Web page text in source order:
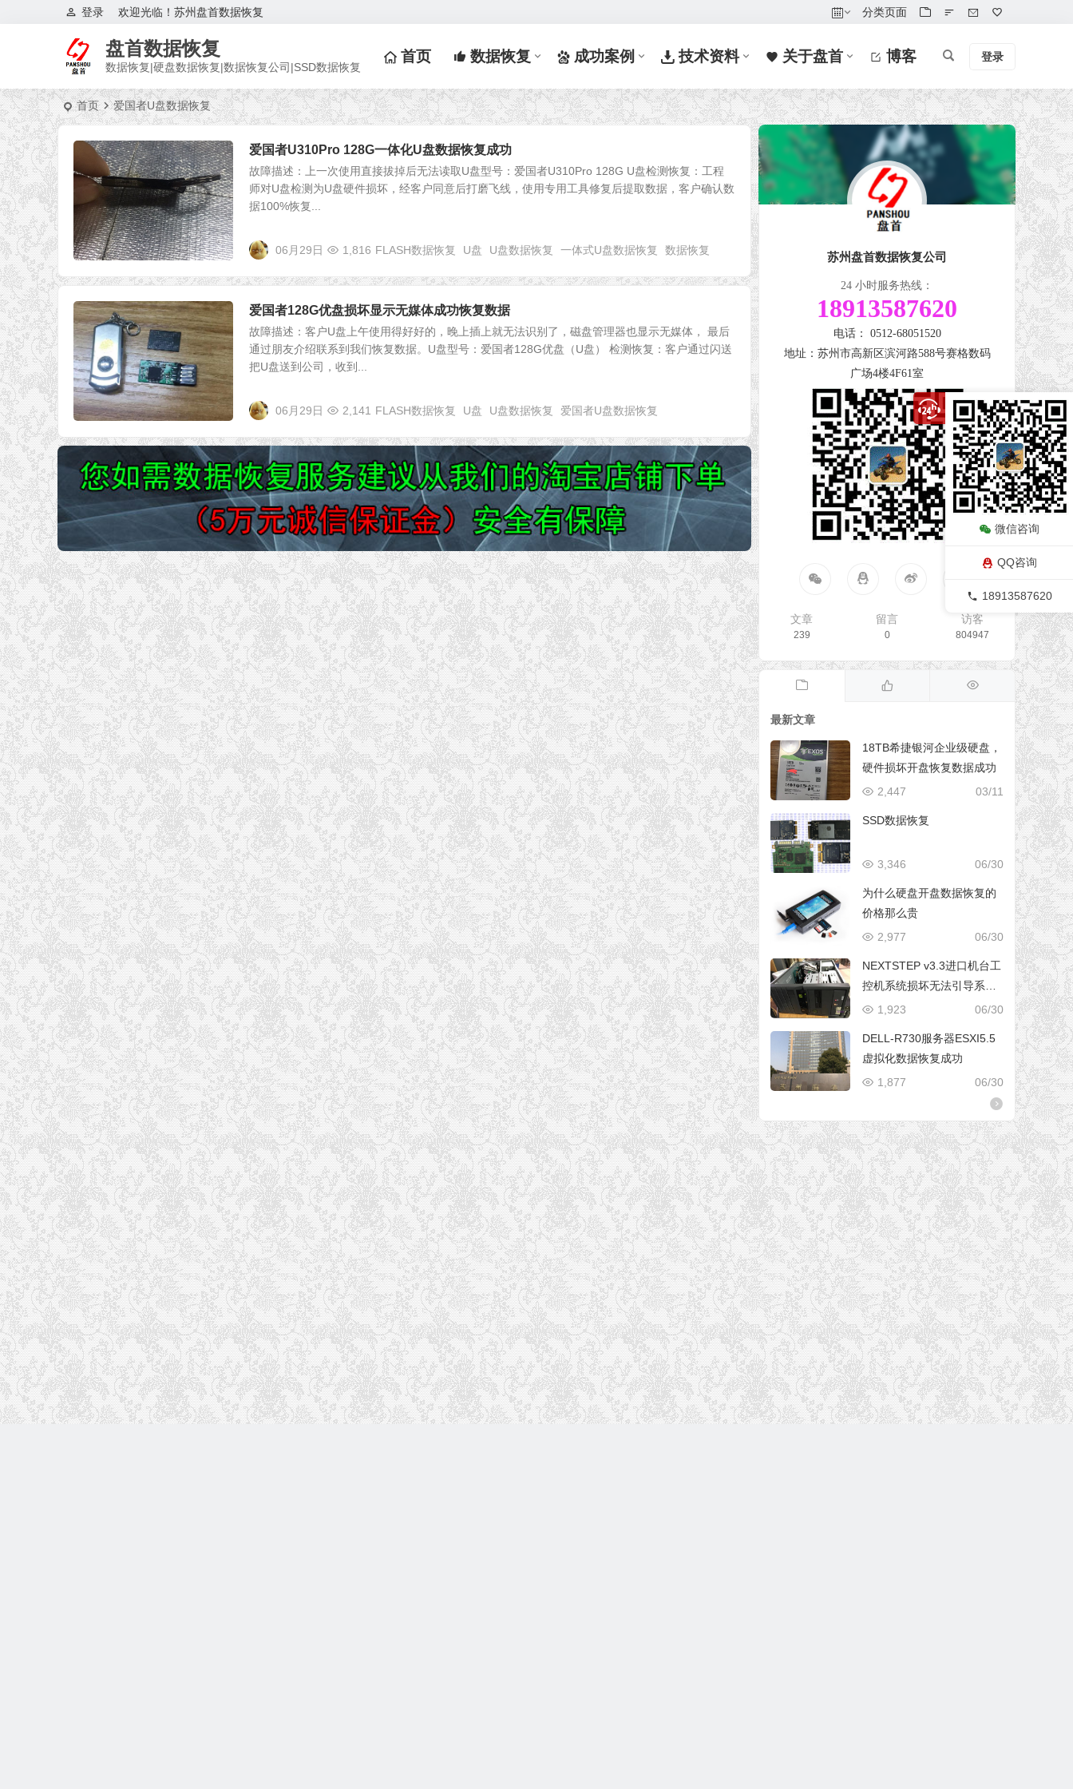
欢迎光临！苏州盘首数据恢复
登录 分类页面
盘首数据恢复
数据恢复|硬盘数据恢复|数据恢复公司|SSD数据恢复
首页 数据恢复 成功案例 技术资料 关于盘首 博客 登录
首页 爱国者U盘数据恢复
爱国者U310Pro 128G一体化U盘数据恢复成功
故障描述：上一次使用直接拔掉后无法读取U盘型号：爱国者U310Pro 128G U盘检测恢复：工程
师对U盘检测为U盘硬件损坏，经客户同意后打磨飞线，使用专用工具修复后提取数据，客户确认数
据100%恢复...
06月29日 1,816 FLASH数据恢复 U盘 U盘数据恢复 一体式U盘数据恢复 数据恢复
爱国者128G优盘损坏显示无媒体成功恢复数据
故障描述：客户U盘上午使用得好好的，晚上插上就无法识别了，磁盘管理器也显示无媒体， 最后
通过朋友介绍联系到我们恢复数据。U盘型号：爱国者128G优盘（U盘） 检测恢复：客户通过闪送
把U盘送到公司，收到...
06月29日 2,141 FLASH数据恢复 U盘 U盘数据恢复 爱国者U盘数据恢复
苏州盘首数据恢复公司
24 小时服务热线：
18913587620
电话： 0512-68051520
地址：苏州市高新区滨河路588号赛格数码
广场4楼4F61室
文章
239
留言
0
访客
804947
最新文章
18TB希捷银河企业级硬盘，
硬件损坏开盘恢复数据成功
03/11
2,447
SSD数据恢复
06/30
3,346
为什么硬盘开盘数据恢复的
价格那么贵
06/30
2,977
NEXTSTEP v3.3进口机台工
控机系统损坏无法引导系统
修复成功
06/30
1,923
DELL-R730服务器ESXI5.5
虚拟化数据恢复成功
06/30
1,877
微信咨询
QQ咨询
18913587620